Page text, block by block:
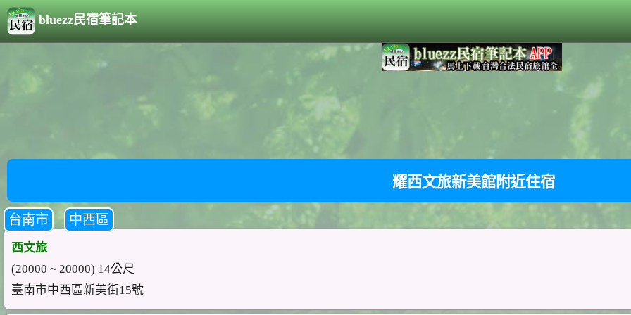
bluezz民宿筆記本
耀西文旅新美館附近住宿
台南市 中西區
西文旅
(20000 ~ 20000) 14公尺
臺南市中西區新美街15號